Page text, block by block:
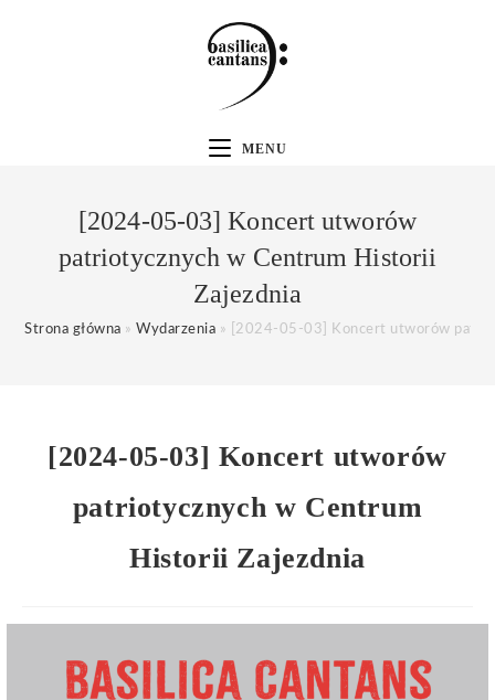
MENU
[2024-05-03] Koncert utworów
patriotycznych w Centrum Historii
Zajezdnia
Strona główna »Wydarzenia » [2024-05-03] Koncert utworów
[2024-05-03] Koncert utworów
patriotycznych w Centrum
Historii Zajezdnia